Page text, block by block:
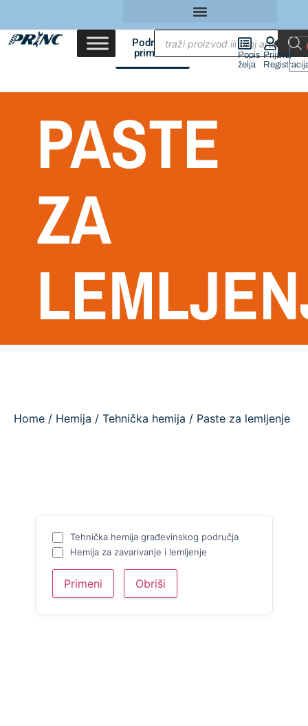
Područja
primene
Popis
želja
Prijava/
PASTE
ZA
Home / Hemija / Tehnička hemija / Paste za lemljenje
Tehnička hemija građevinskog područja
Hemija za zavarivanje i lemljenje
Primeni Obriši